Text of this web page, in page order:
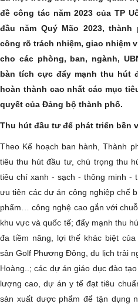
đề công tác năm 2023 của TP
đầu năm Quý Mão 2023,
công rõ trách nhiệm, giao nhiệm
cho các phòng, ban, ngành,
bàn tích cực đẩy mạnh thu hút
hoàn thành cao nhất các mục
quyết của Đảng bộ thành phố.
Thu hút đầu tư để phát triển bền
Theo Kế hoạch ban hành, Thành
tiêu thu hút đầu tư, chú trọng thu
tiêu chí xanh - sạch - thông minh -
ưu tiên các dự án công nghiệp chế
phẩm… công nghệ cao gắn với
khu vực và quốc tế; đẩy mạnh thu
đa tiềm năng, lợi thế khác biệt
sân Golf Phương Đông, du lịch trải
Hoàng..; các dự án giáo dục đào
lượng cao, dự án y tế đạt tiêu
sản xuất dược phẩm để tận dụng